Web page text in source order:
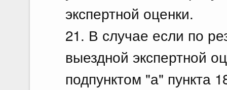
экспертной оценки.
21. В случае если по
выездной экспертной
подпунктом "а" пункта